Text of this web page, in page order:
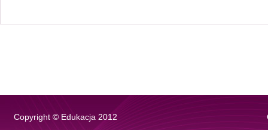
Copyright © Edukacja 2012